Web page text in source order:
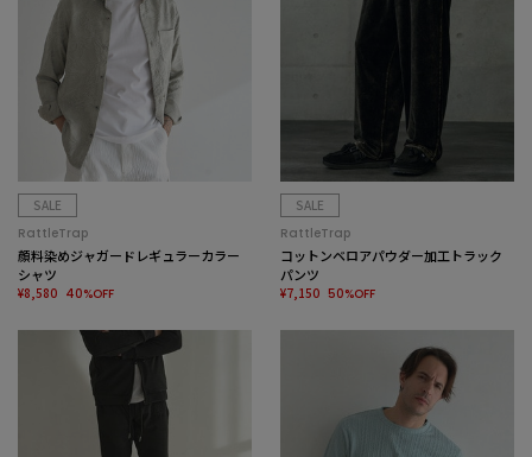
SALE
RattleTrap
顔料染めジャガードレギュラーカラー
シャツ
¥8,580 40%OFF
SALE
RattleTrap
コットンベロアパウダー加工トラック
パンツ
¥7,150 50%OFF